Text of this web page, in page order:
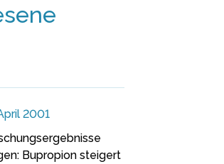
2001
Bupropion steigert